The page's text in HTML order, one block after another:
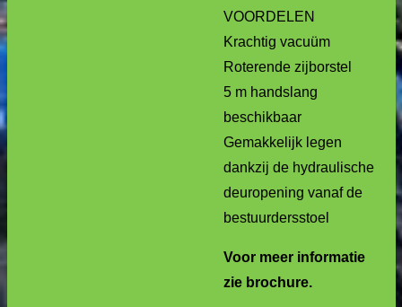
VOORDELEN
Krachtig vacuüm
Roterende zijborstel
5 m handslang
beschikbaar
Gemakkelijk legen
dankzij de hydraulische
deuropening vanaf de
bestuurdersstoel
Voor meer informatie
zie brochure.